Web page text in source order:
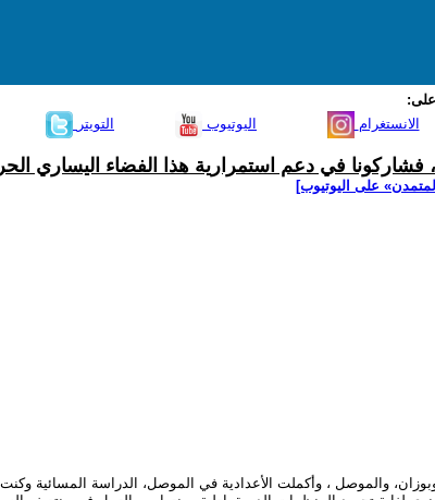
على:
التويتر اليوتيوب الانستغرام
فشاركونا في دعم استمرارية هذا الفضاء اليساري الحر
على اليوتيوب]